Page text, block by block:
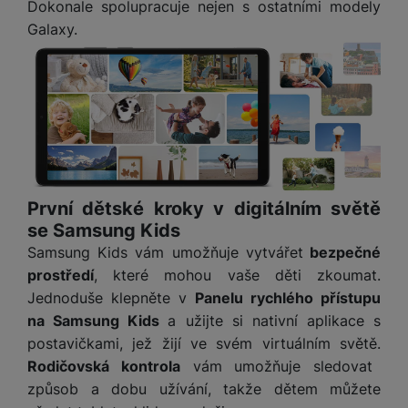
uživatele našeho webu.
Marketingové cookies používáme my nebo naši partneři,
abychom vám mohli zobrazit vhodné obsahy nebo reklamy jak
na našich stránkách, tak na stránkách třetích stran.
Dokonale spolupracuje nejen s ostatními modely
Galaxy.
První dětské kroky v digitálním světě
se Samsung Kids
Samsung Kids vám umožňuje vytvářet bezpečné
prostředí, které mohou vaše děti zkoumat.
Jednoduše klepněte v Panelu rychlého přístupu
na Samsung Kids a užijte si nativní aplikace s
postavičkami, jež žijí ve svém virtuálním světě.
Rodičovská kontrolavám umožňuje sledovat
způsob a dobu užívání, takže dětem můžete